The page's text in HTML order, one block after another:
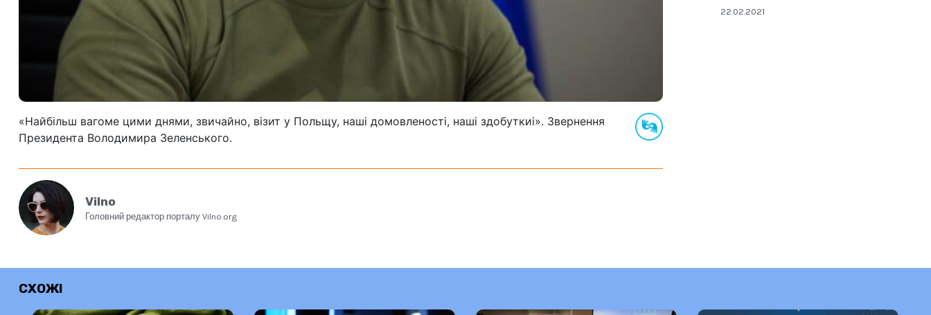
«Найбільш вагоме цими днями, звичайно, візит у Польщу, наші домовленості, наші здобуткиі». Звернення
Президента Володимира Зеленського.
Vilno
Головний редактор порталу Vilno.org
порушенням слуху
22.02.2021
СХОЖІ